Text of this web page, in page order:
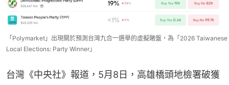
「Polymarket」出現關於預測台灣九合一選舉的虛擬賭盤，為「2026 Taiwanese
Local Elections: Party Winner」
台灣《中央社》報道，5月8日，高雄橋頭地檢署破獲